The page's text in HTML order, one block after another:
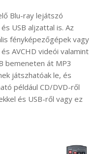
Blu-ray lejátszó
USB aljzattal is. Az
fényképezőgépek vagy
AVCHD videói valamint
bemeneten át MP3
játszhatóak le, és
például CD/DVD-ről
és USB-ről vagy ez